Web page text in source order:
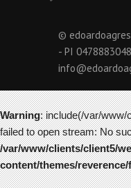
©
- PI
Warning: include(/var/www/
failed to open stream: No
/var/www/clients/client5/
content/themes/